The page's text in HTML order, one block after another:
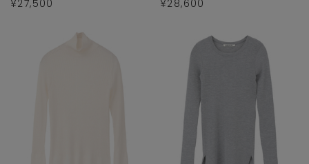
¥27,500
¥28,600